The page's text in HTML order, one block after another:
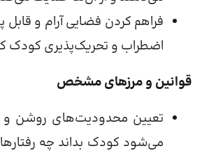
فراهم کردن فضایی آرام و
اضطراب و تحریک‌پذیری کودک
قوانین و مرزهای مشخص
تعیین محدودیت‌های روشن و
می‌شود کودک بداند چه